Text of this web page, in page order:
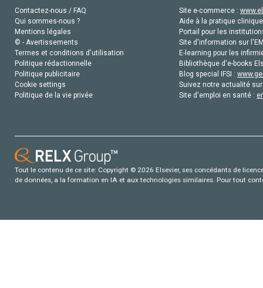
Contactez-nous / FAQ
Qui sommes-nous ?
Mentions légales
© - Avertissements
Termes et conditions d'utilisation
Politique rédactionnelle
Politique publicitaire
Cookie settings
Politique de la vie privée
Site e-commerce :
Aide à la pratique
Portail pour les
Site d'information sur
E-learning pour les
Bibliothèque d'e-books
Blog special IFSI :
Suivez notre actualité
Site d'emploi en santé :
Tout le contenu de ce site: Copyright © 2026 Elsevier, ses concédants de
de données, a la formation en IA et aux technologies similaires. Pour tout